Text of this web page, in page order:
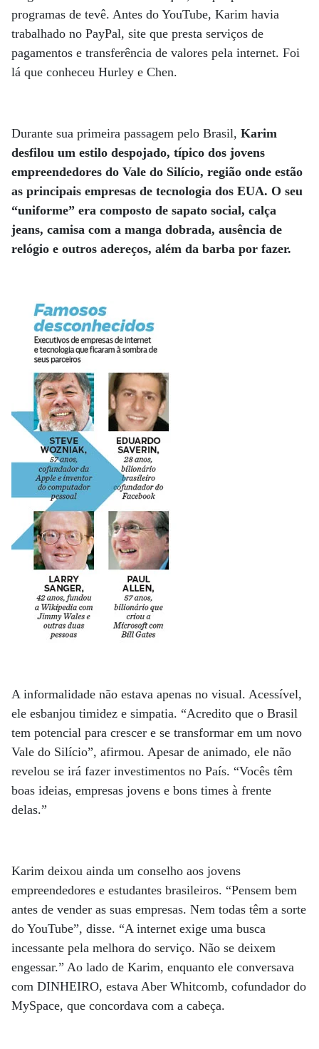
programas de tevê. Antes do YouTube, Karim havia
trabalhado no PayPal, site que presta serviços de
pagamentos e transferência de valores pela internet. Foi
lá que conheceu Hurley e Chen.
Durante sua primeira passagem pelo Brasil, Karim
desfilou um estilo despojado, típico dos jovens
empreendedores do Vale do Silício, região onde estão
as principais empresas de tecnologia dos EUA. O seu
“uniforme” era composto de sapato social, calça
jeans, camisa com a manga dobrada, ausência de
relógio e outros adereços, além da barba por fazer.
A informalidade não estava apenas no visual. Acessível,
ele esbanjou timidez e simpatia. “Acredito que o Brasil
tem potencial para crescer e se transformar em um novo
Vale do Silício”, afirmou. Apesar de animado, ele não
revelou se irá fazer investimentos no País. “Vocês têm
boas ideias, empresas jovens e bons times à frente
delas.”
Karim deixou ainda um conselho aos jovens
empreendedores e estudantes brasileiros. “Pensem bem
antes de vender as suas empresas. Nem todas têm a sorte
do YouTube”, disse. “A internet exige uma busca
incessante pela melhora do serviço. Não se deixem
engessar.” Ao lado de Karim, enquanto ele conversava
com DINHEIRO, estava Aber Whitcomb, cofundador do
MySpace, que concordava com a cabeça.